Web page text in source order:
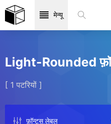
मेन्यू
Light-Rounded
[ 1 पटरियों ]
फ़ॉन्ट्स लेबल